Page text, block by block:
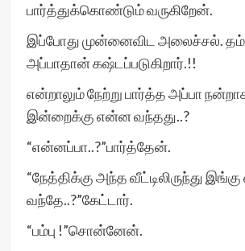
பார்த்துக்கொண்டும் வருகிறேன்.
இப்போது முன்னைவிட அலைச்சல்.
அப்பாதான் கஷ்டப்படுகிறார்.!!
என்றாலும் நேற்று பார்த்த அப்பா
இன்றைக்கு என்ன வந்தது..?
“என்னப்பா..?”பார்த்தேன்.
“நேத்திக்கு அந்த வீட்டிலிருந்து
வந்தே..?”கேட்டார்.
“பம்பு !”சொன்னேன்.